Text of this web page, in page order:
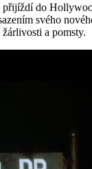
do
svého
a pomsty.